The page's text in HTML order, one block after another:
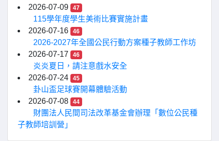
2026-07-09
47
115學年度學生美術比賽實施計畫
2026-07-16
46
2026-2027年全國公民行動方案種子教師工作坊
2026-07-17
46
炎炎夏日，請注意戲水安全
2026-07-24
45
卦山盃足球賽開幕體驗活動
2026-07-08
44
財團法人民間司法改革基金會辦理「數位公民種
子教師培訓營」